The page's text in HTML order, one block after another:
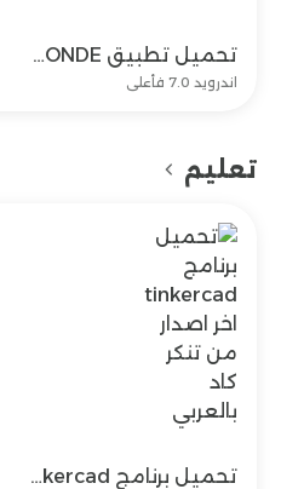
تحميل تطبيق TV5MONDE+ وتحديث tv5monde plus اخر اصدار
اندرويد 7.0 فأعلى
تعليم
تحميل برنامج tinkercad اخر اصدار من تنكر كاد بالعربي